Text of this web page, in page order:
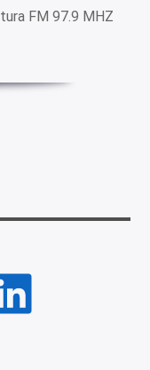
FM 97.9 MHZ